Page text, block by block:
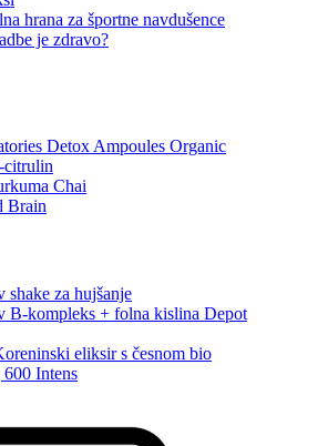
hrana za športne navdušence
je zdravo?
Detox Ampoules Organic
citrulin
Chai
Brain
shake za hujšanje
B-kompleks + folna kislina Depot
eliksir s česnom bio
600 Intens